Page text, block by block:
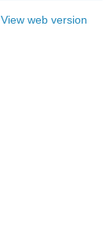
View web version